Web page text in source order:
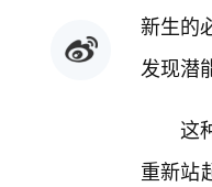
新生的
发现潜
这
重新站